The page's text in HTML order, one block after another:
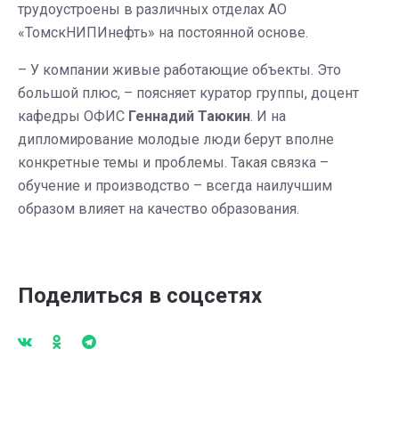
трудоустроены в различных отделах АО
«ТомскНИПИнефть» на постоянной основе.
– У компании живые работающие объекты. Это
большой плюс, – поясняет куратор группы, доцент
кафедры ОФИС Геннадий Таюкин. И на
дипломирование молодые люди берут вполне
конкретные темы и проблемы. Такая связка –
обучение и производство – всегда наилучшим
образом влияет на качество образования.
Поделиться в соцсетях